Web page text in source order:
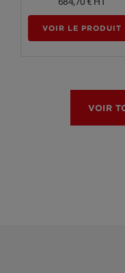
VOIR LE PRODUIT
VOIR